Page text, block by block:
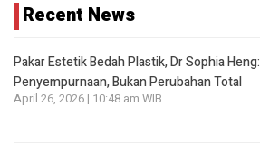
Recent News
Pakar Estetik Bedah Plastik, Dr Sophia Heng:
Penyempurnaan, Bukan Perubahan Total
April 26, 2026 | 10:48 am WIB